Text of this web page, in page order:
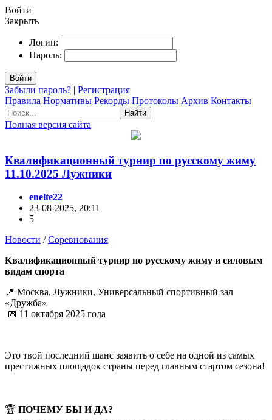
Войти
Закрыть
Логин:
Пароль:
Войти
Забыли пароль? | Регистрация
Правила Нормативы Рекорды Протоколы Архив Контакты
Найти
Полная версия сайта
Квалификационный турнир по русскому жиму
11.10.2025 Лужники
enelte22
23-08-2025, 20:11
5
Новости /Соревнования
Квалификационный турнир по русскому жиму и силовым
видам спорта
📍 Москва, Лужники, Универсальный спортивный зал
«Дружба»
📅 11 октября 2025 года
Это твой последний шанс заявить о себе на одной из самых
престижных площадок страны перед главным стартом сезона!
🏆 ПОЧЕМУ БЫ И ДА?